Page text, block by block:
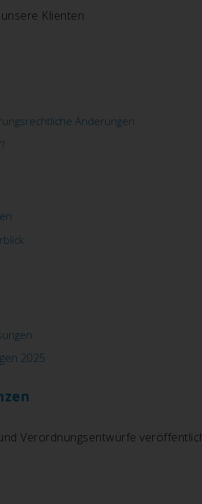
Klienten
Änderungen
2025
Verordnungsentwürfe